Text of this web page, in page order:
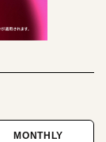
MONTHLY